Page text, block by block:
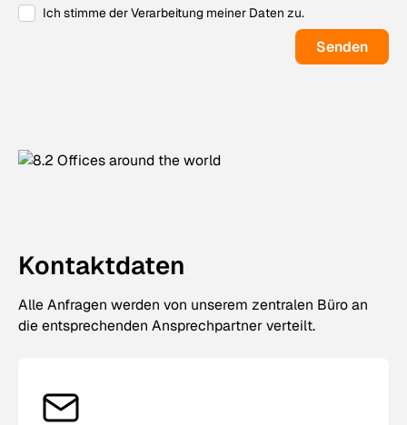
Ich stimme der Verarbeitung meiner Daten zu.
Senden
Kontaktdaten
Alle Anfragen werden von unserem zentralen Büro an
die entsprechenden Ansprechpartner verteilt.